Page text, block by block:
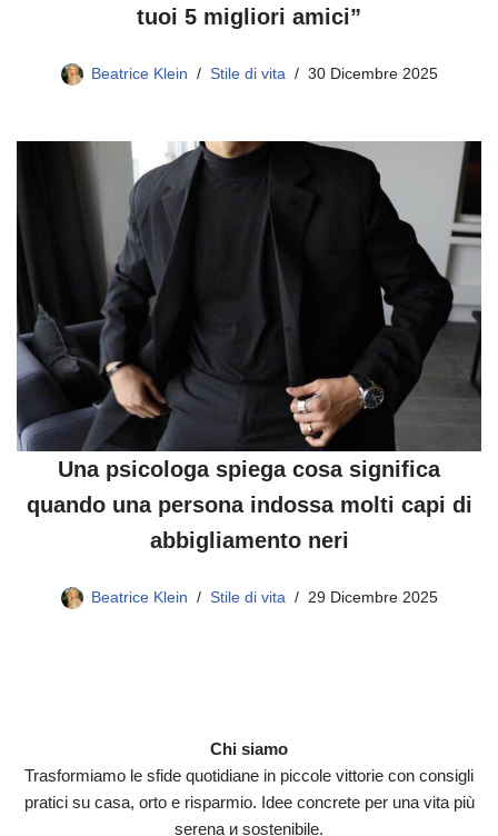
tuoi 5 migliori amici”
Beatrice Klein Stile di vita 30 Dicembre 2025
Una psicologa spiega cosa significa
quando una persona indossa molti capi di
abbigliamento neri
Beatrice Klein Stile di vita 29 Dicembre 2025
Chi siamo
Trasformiamo le sfide quotidiane in piccole vittorie con consigli
pratici su casa, orto e risparmio. Idee concrete per una vita più
serena и sostenibile.